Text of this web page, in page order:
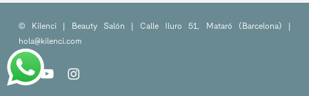
© Kilenci | Beauty Salón | Calle Iluro 51, Mataró (Barcelona) |
hola@kilenci.com
facebookyoutubeinstagram